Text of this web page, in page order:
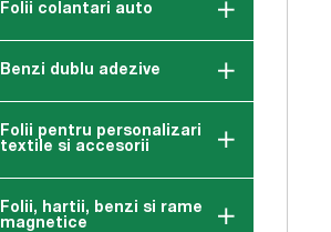
Folii colantari auto
Benzi dublu adezive
Folii pentru personalizari
textile si accesorii
Folii, hartii, benzi si rame
magnetice